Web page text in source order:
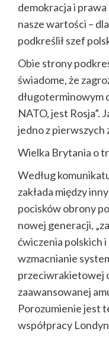
demokracja i prawa
nasze wartości –
podkreślił szef
Obie strony
świadome, że
długoterminowym
NATO, jest Rosja”.
jedno z pierwszych
Wielka Brytania o
Według
zakłada między
pocisków obrony
nowej generacji,
ćwiczenia polskich
wzmacnianie
przeciwrakietowej
zaawansowanej
Porozumienie jest
współpracy